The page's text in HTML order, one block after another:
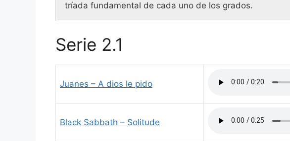
tríada fundamental de cada uno de los grados.
Serie 2.1
Juanes – A dios le pido
Black Sabbath – Solitude